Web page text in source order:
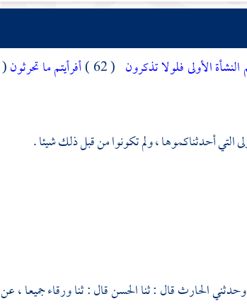
الأولى فلولا تذكرون ( 62 ) أفرأيتم ما تحرثون( 63 )
التي أحدثناكموها ، ولم تكونوا من قبل ذلك شيئا .
وحدثنيالحارثقال : ثناالحسنقال : ثناورقاءجميعا ، عن